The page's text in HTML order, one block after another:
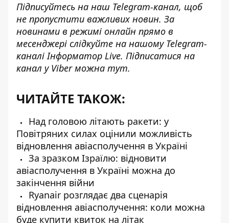
Підписуйтесь на наш Telegram-канал, щоб
не пропустити важливих новин. За
новинами в режимі онлайн прямо в
месенджері слідкуйте на нашому Telegram-
каналіІнформатор Live. Підписатися на
канал у Viber можна тут.
ЧИТАЙТЕ ТАКОЖ:
Над головою літають ракети: у
Повітряних силах оцінили можливість
відновлення авіасполучення в Україні
За зразком Ізраїлю: відновити
авіасполучення в Україні можна до
закінчення війни
Ryanair розглядає два сценарія
відновлення авіасполучення: коли можна
буде купити квиток на літак